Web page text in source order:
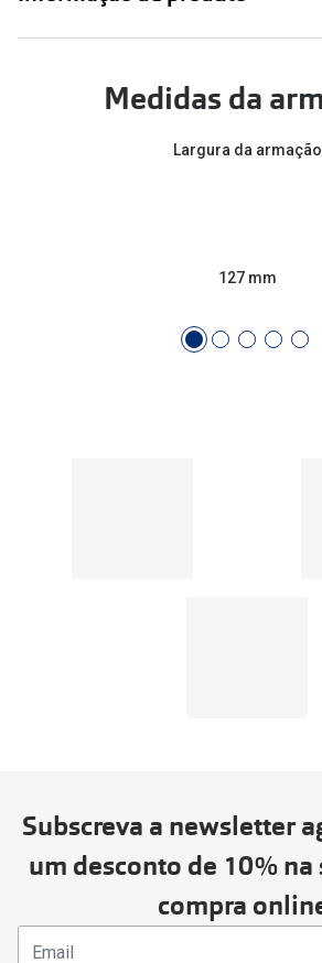
Medidas da
Largura da armação
127 mm
Subscreva a newsletter
um desconto de 10%
compra